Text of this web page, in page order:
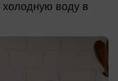
холодную воду в